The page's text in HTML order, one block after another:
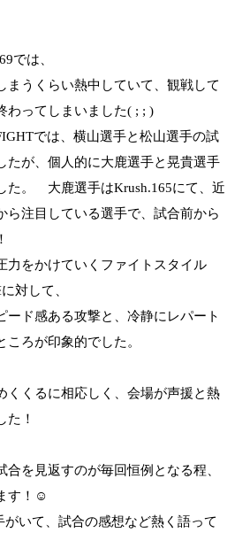
では、
まうくらい熱中していて、観戦して
わってしまいました( ; ; )
では、横山選手と松山選手の試
たが、個人的に大鹿選手と晃貴選手
た。 大鹿選手はKrush.165にて、近
ら注目している選手で、試合前から
力をかけていくファイトスタイル
対して、
ード感ある攻撃と、冷静にレパート
ころが印象的でした。
くくるに相応しく、会場が声援と熱
た！
合を見返すのが毎回恒例となる程、
す！☺
いて、試合の感想など熱く語って